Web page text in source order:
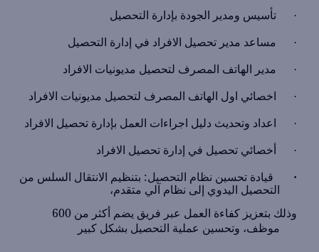
· تأسيس ومدير الجودة بإدارة التحصيل
· مساعد مدير تحصيل الافراد في إدارة التحصيل
· مدير الهاتف المصرف لتحصيل مديونيات الافراد
· اخصائي اول الهاتف المصرف لتحصيل مديونيات الافراد
· اعداد وتحديث دليل اجراءات العمل بإدارة تحصيل الافراد
· أخصائي تحصيل في إدارة تحصيل الافراد
·
قيادة تحسين نظام التحصيل: بتنظيم الانتقال السلس من
التحصيل اليدوي إلى نظام آلي متقدم،
وذلك بتعزيز كفاءة العمل عبر فريق يضم أكثر من 600
موظف، وتحسين عملية التحصيل بشكل كبير